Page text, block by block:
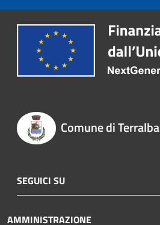
Comune di Terralba
SEGUICI SU
AMMINISTRAZIONE